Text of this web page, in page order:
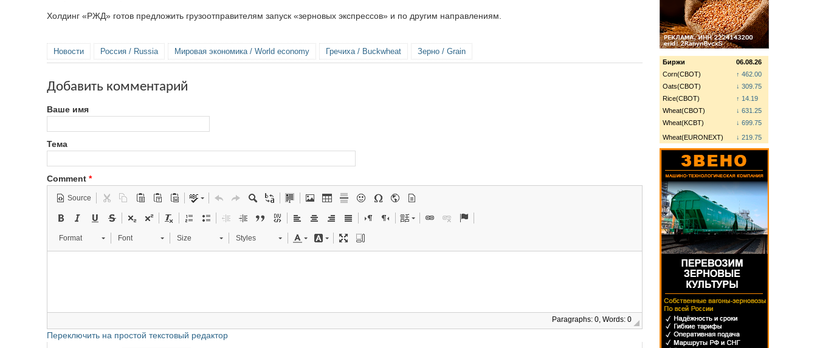
Холдинг «РЖД» готов предложить грузоотправителям запуск «зерновых экспрессов» и по другим направлениям.
Новости Россия / Russia Мировая экономика / World economy Гречиха / Buckwheat Зерно / Grain
Добавить комментарий
Ваше имя
Тема
Comment *
Source
Format Font Size Styles
Paragraphs: 0, Words: 0
Переключить на простой текстовый редактор
Биржи
06.08.26
Corn(CBOT)
↑ 462.00
Oats(CBOT)
↓ 309.75
Rice(CBOT)
↑ 14.19
Wheat(CBOT)
↓ 631.25
Wheat(KCBT)
↓ 699.75
Wheat(EURONEXT)
↓ 219.75